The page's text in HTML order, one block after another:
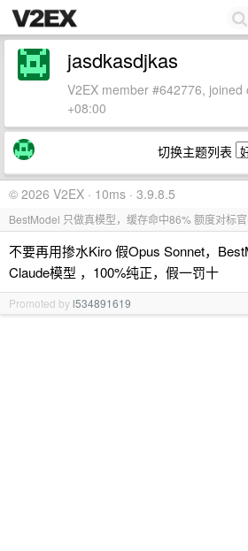
jasdkasdjkas
V2EX member #642776,
+08:00
切换主题列表
© 2026 V2EX · 10ms · 3.9.8.5
BestModel 只做真模型，缓存命中86% 额度对标
不要再用掺水Kiro 假Opus Sonnet，
Claude模型 ，100%纯正，假一罚十
Promoted byl534891619